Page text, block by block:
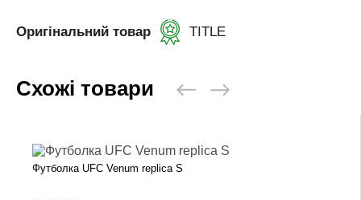
Оригінальний товар TITLE
Схожі товари
Футболка UFC Venum replica S